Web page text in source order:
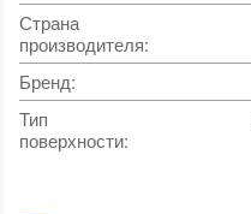
Страна
производителя:
Бренд:
Тип
поверхности: